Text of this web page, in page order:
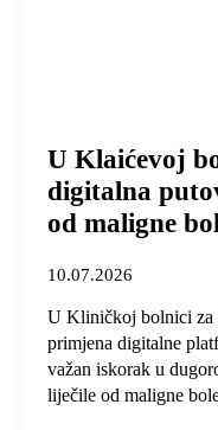
U Klaićevoj
digitalna
od maligne
10.07.2026
U Kliničkoj bolnici za
primjena digitalne
važan iskorak u
liječile od maligne